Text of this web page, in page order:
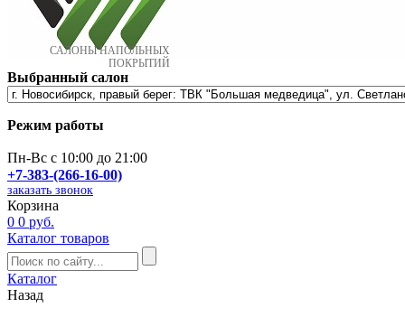
САЛОНЫ НАПОЛЬНЫХ
ПОКРЫТИЙ
Выбранный салон
Режим работы
Пн-Вс с 10:00 до 21:00
+7-383-(266-16-00)
заказать звонок
Корзина
0 0 руб.
Каталог товаров
Каталог
Назад